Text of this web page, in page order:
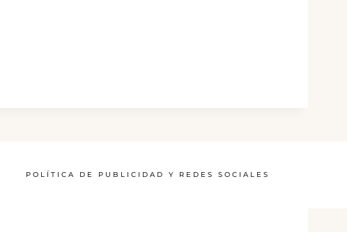
POLÍTICA DE PUBLICIDAD Y REDES SOCIALES